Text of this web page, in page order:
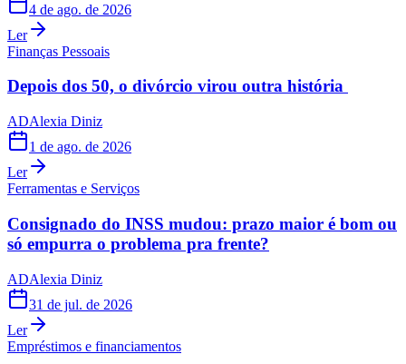
4 de ago. de 2026
Ler
Finanças Pessoais
Depois dos 50, o divórcio virou outra história
ADAlexia Diniz
1 de ago. de 2026
Ler
Ferramentas e Serviços
Consignado do INSS mudou: prazo maior é bom ou
só empurra o problema pra frente?
ADAlexia Diniz
31 de jul. de 2026
Ler
Empréstimos e financiamentos